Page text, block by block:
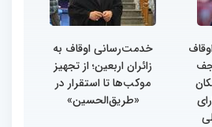
خدمت‌رسانی اوقاف به
زائران اربعین؛ از تجهیز
موکب‌ها تا استقرار در
«طریق‌الحسین»